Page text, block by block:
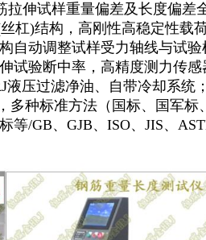
拉伸试样重量偏差及长度偏差
杠)结构，高刚性高稳定性载
自动调整试样受力轴线与试
试验断中率， 高精度测力传
液压过滤净油、 自带冷却系统；
多种标准方法（国标、 国军标、
等/GB、GJB、ISO、JIS、